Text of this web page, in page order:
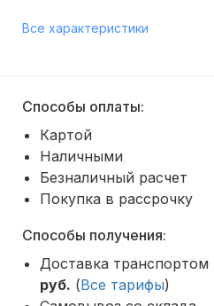
Все характеристики
Способы оплаты:
Картой
Наличными
Безналичный расчет
Покупка в рассрочку
Способы получения:
Доставка транспортом
руб. (Все тарифы)